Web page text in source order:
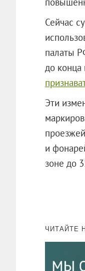
Сейчас
палаты
до конца
Эти
и
зоне до
ЧИТАЙТЕ